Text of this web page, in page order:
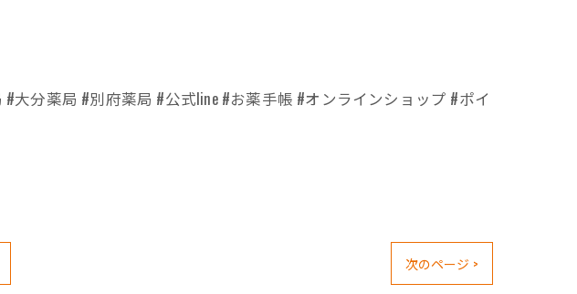
分薬局 #別府薬局 #公式line #お薬手帳 #オンラインショップ #ポイ
次のページ >